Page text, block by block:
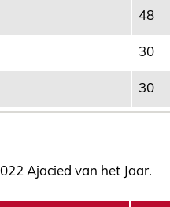
48
30
30
Ajacied van het Jaar.